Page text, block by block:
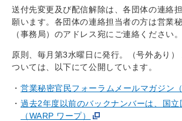
送付先変更及び配信解除は、各団体の連絡
願います。各団体の連絡担当者の方は営業
（事務局）のアドレス宛にご連絡ください。
原則、毎月第3水曜日に発行。（号外あり）
ついては、以下にて公開しています。
営業秘密官民フォーラムメールマガジン（
過去2年度以前のバックナンバーは、国立
（WARP ワープ）